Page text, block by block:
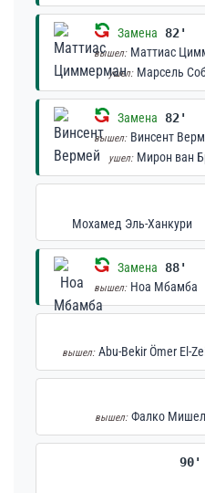
Замена 82'
вышел: Маттиас
ушел: Марсель
Замена 82'
вышел: Винсент
ушел: Мирон ван
Мохамед Эль-Ханкури
Замена 88'
вышел: Ноа Мбамба
вышел: Abu-Bekir Ömer El-
вышел: Фалко
90'